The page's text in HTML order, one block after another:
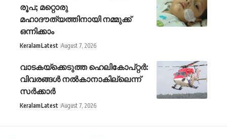
രൂപ; മറ്റൊരു
മഹാദൗത്യത്തിനായി നമ്മുക്ക്
ഒന്നിക്കാം
KeralamLatest August 7, 2026
വാടകയ്‌ക്കെടുത്ത ഹെലികോപ്റ്റർ:
വിവരങ്ങൾ നൽകാനാകില്ലെന്ന്
സർക്കാർ
KeralamLatest August 7, 2026